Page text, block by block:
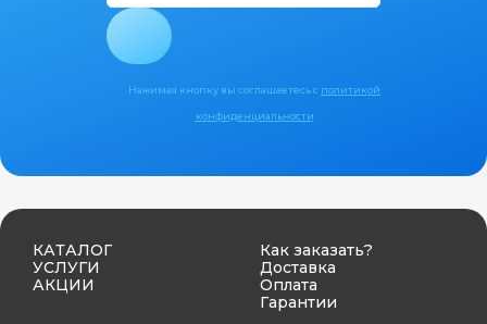
Нажимая кнопку вы соглашаетесь с политикой
конфиденциальности
КАТАЛОГ
УСЛУГИ
АКЦИИ
Как заказать?
Доставка
Оплата
Гарантии